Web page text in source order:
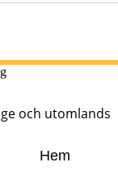
och utomlands
Hem